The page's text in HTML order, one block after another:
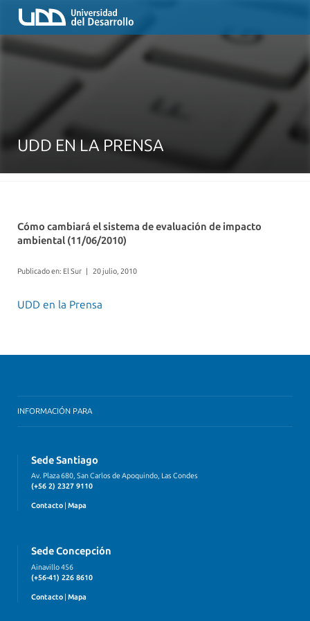
UDD EN LA PRENSA
Cómo cambiará el sistema de evaluación de impacto
ambiental (11/06/2010)
Publicado en: El Sur | 20 julio, 2010
UDD en la Prensa
INFORMACIÓN PARA
Sede Santiago
Av. Plaza 680, San Carlos de Apoquindo, Las Condes
(+56 2) 2327 9110
Contacto Mapa
Sede Concepción
Ainavillo 456
(+56-41) 226 8610
Contacto | Mapa